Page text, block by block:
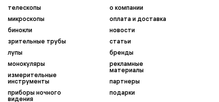
телескопы
микроскопы
бинокли
зрительные трубы
лупы
монокуляры
измерительные
инструменты
приборы ночного
видения
о компании
оплата и доставка
новости
статьи
бренды
рекламные
материалы
партнеры
подарки